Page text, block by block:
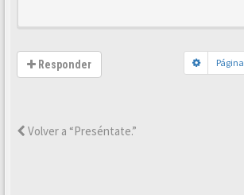
Responder Página
Volver a “Preséntate.”